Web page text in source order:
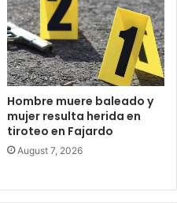
Hombre muere baleado y
mujer resulta herida en
tiroteo en Fajardo
August 7, 2026